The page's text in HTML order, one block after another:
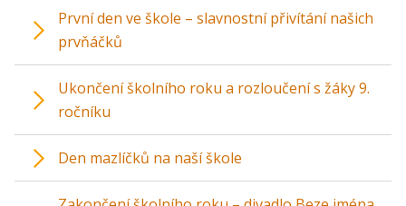
První den ve škole – slavnostní přivítání našich
prvňáčků
Ukončení školního roku a rozloučení s žáky 9.
ročníku
Den mazlíčků na naší škole